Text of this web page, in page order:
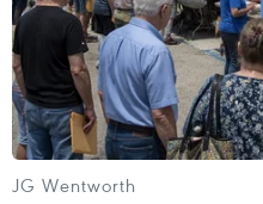
JG Wentworth